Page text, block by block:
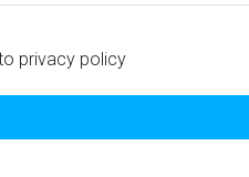
privacy policy